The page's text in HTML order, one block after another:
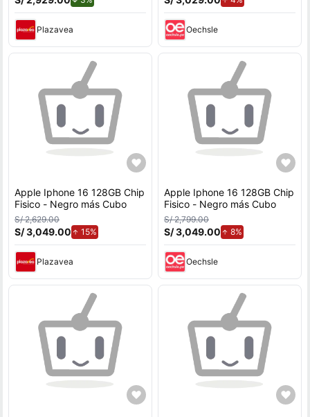
Plazavea Oechsle
Apple Iphone 16 128GB Chip
Fisico - Negro más Cubo
S/ 2,629.00
S/ 3,049.00 15%
Plazavea
Apple Iphone 16 128GB Chip
Fisico - Negro más Cubo
S/ 2,799.00
S/ 3,049.00 8%de aumento.
Oechsle